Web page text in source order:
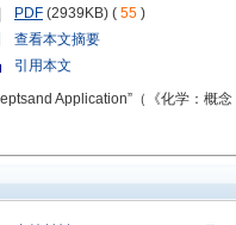
PDF (2939KB) ( 55 )
查看本文摘要
引用本文
Application”（《化学：概念